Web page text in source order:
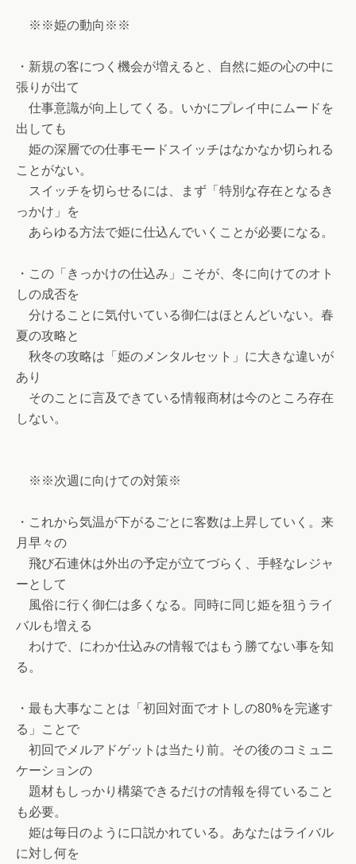
※※姫の動向※※
・新規の客につく機会が増えると、自然に姫の心の中に
張りが出て
仕事意識が向上してくる。いかにプレイ中にムードを
出しても
姫の深層での仕事モードスイッチはなかなか切られる
ことがない。
スイッチを切らせるには、まず「特別な存在となるき
っかけ」を
あらゆる方法で姫に仕込んでいくことが必要になる。
・この「きっかけの仕込み」こそが、冬に向けてのオト
しの成否を
分けることに気付いている御仁はほとんどいない。春
夏の攻略と
秋冬の攻略は「姫のメンタルセット」に大きな違いが
あり
そのことに言及できている情報商材は今のところ存在
しない。
※※次週に向けての対策※
・これから気温が下がるごとに客数は上昇していく。来
月早々の
飛び石連休は外出の予定が立てづらく、手軽なレジャ
ーとして
風俗に行く御仁は多くなる。同時に同じ姫を狙うライ
バルも増える
わけで、にわか仕込みの情報ではもう勝てない事を知
る。
・最も大事なことは「初回対面でオトしの80%を完遂す
る」ことで
初回でメルアドゲットは当たり前。その後のコミュニ
ケーションの
題材もしっかり構築できるだけの情報を得ていること
も必要。
姫は毎日のように口説かれている。あなたはライバル
に対し何を